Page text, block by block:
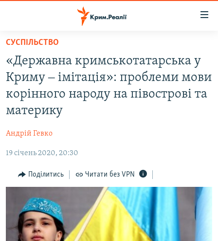
Перейти
основного
матеріалу
Перейти
до
основної
Перейти
до
ВОДА.КРИМ
ВІДЕО ТА ФОТО
ПОГЛЯД
ІНТЕРВ'Ю
ВСЕ ЗА ДЕНЬ
ДЕПОРТАЦІЯ
ВІДЕОУРОКИ «ELIFBE»
ЯК ОБІЙТИ БЛОКУВАННЯ
Русский
СУСПІЛЬСТВО
«Державна кримськотатарська у
Криму ‒ імітація»: проблеми мови
корінного народу на півострові та
материку
Андрій Гевко
19 січень 2020, 20:30
Поділитись Читати без VPN